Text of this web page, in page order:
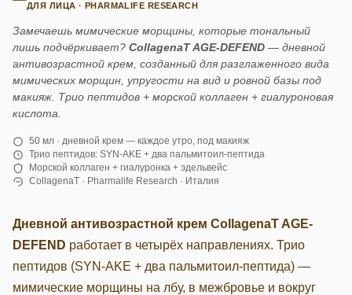
ДЛЯ ЛИЦА · PHARMALIFE RESEARCH
Замечаешь мимические морщины, которые тональный
лишь подчёркивает? CollagenaT AGE-DEFEND — дневной
антивозрастной крем, созданный для разглаженного вида
мимических морщин, упругости на вид и ровной базы под
макияж. Трио пептидов + морской коллаген + гиалуроновая
кислота.
50 мл · дневной крем — каждое утро, под макияж
Трио пептидов: SYN-AKE + два пальмитоил-пептида
Морской коллаген + гиалуронка + эдельвейс
CollagenaT · Pharmalife Research · Италия
Дневной антивозрастной крем CollagenaT AGE-
DEFEND работает в четырёх направлениях. Трио
пептидов (SYN-AKE + два пальмитоил-пептида) —
мимические морщины на лбу, в межбровье и вокруг